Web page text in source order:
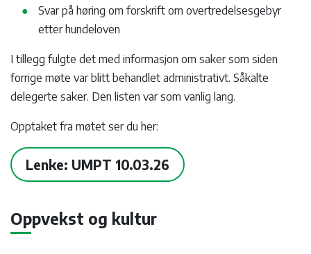
Svar på høring om forskrift om overtredelsesgebyr
etter hundeloven
I tillegg fulgte det med informasjon om saker som siden
forrige møte var blitt behandlet administrativt. Såkalte
delegerte saker. Den listen var som vanlig lang.
Opptaket fra møtet ser du her:
Lenke: UMPT 10.03.26
Oppvekst og kultur